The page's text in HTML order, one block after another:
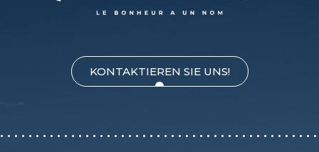
KONTAKTIEREN SIE UNS!